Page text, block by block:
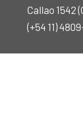
Callao 1542
(+54 11)